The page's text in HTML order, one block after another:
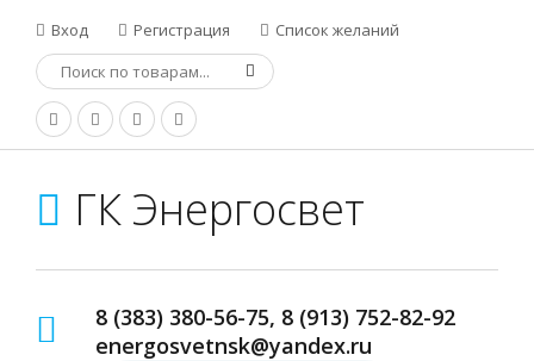
Вход Регистрация Список желаний
ГК Энергосвет
8 (383) 380-56-75, 8 (913) 752-82-92
energosvetnsk@yandex.ru